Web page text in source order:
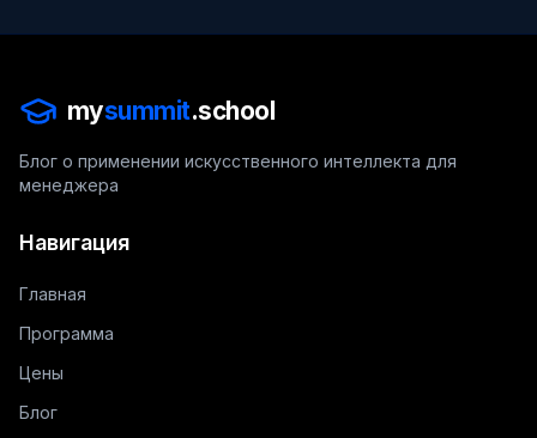
mysummit.school
Блог о применении искусственного интеллекта для
менеджера
Навигация
Главная
Программа
Цены
Блог